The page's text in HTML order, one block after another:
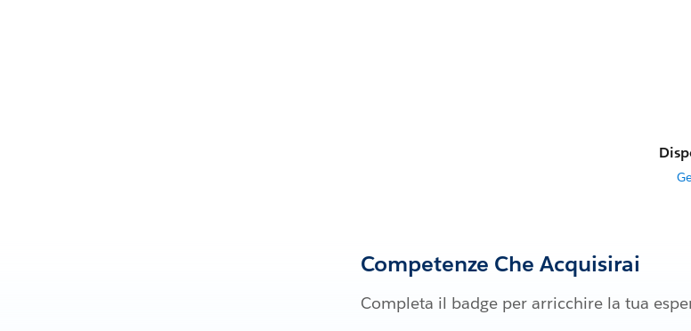
Competenze Che Acquisirai
Completa il badge per arricchire la tua